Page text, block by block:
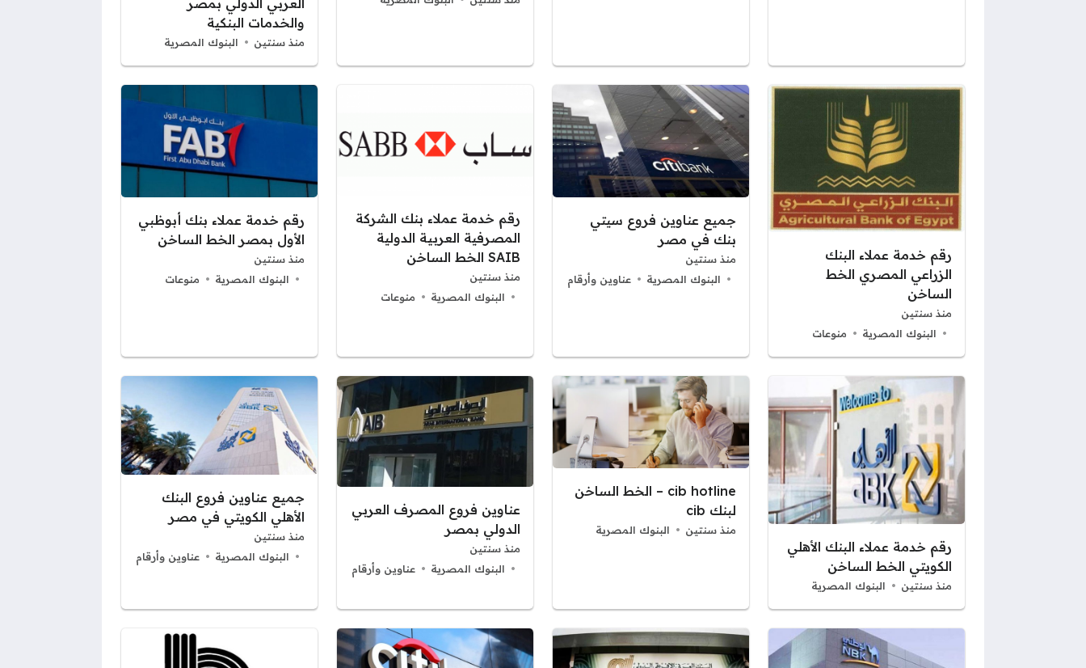
العربي الدولي بمصر
والخدمات البنكية
منذ سنتين البنوك المصرية
رقم خدمة عملاء البنك
الزراعي المصري الخط
الساخن
منذ سنتين
البنوك المصرية
منوعات
جميع عناوين فروع سيتي
بنك في مصر
منذ سنتين
البنوك المصرية
عناوين وأرقام
رقم خدمة عملاء بنك الشركة
المصرفية العربية الدولية
SAIB الخط الساخن
منذ سنتين
البنوك المصرية
منوعات
رقم خدمة عملاء بنك أبوظبي
الأول بمصر الخط الساخن
منذ سنتين
البنوك المصرية
منوعات
رقم خدمة عملاء البنك الأهلي
الكويتي الخط الساخن
منذ سنتين البنوك المصرية
cib hotline – الخط الساخن
لبنك cib
منذ سنتين البنوك المصرية
عناوين فروع المصرف العربي
الدولي بمصر
منذ سنتين
البنوك المصرية
عناوين وأرقام
جميع عناوين فروع البنك
الأهلي الكويتي في مصر
منذ سنتين
البنوك المصرية
عناوين وأرقام